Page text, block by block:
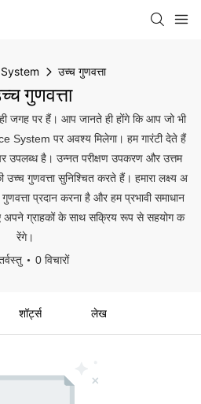
उच्च गुणवत्ता
गुणवत्ता
जगह पर हैं। आप जानते ही होंगे कि आप जो भी
System पर अवश्य मिलेगा। हम गारंटी देते हैं
है। उन्नत परीक्षण उपकरण और उत्तम
उच्च गुणवत्ता सुनिश्चित करते हैं। हमारा लक्ष्य अ
प्रदान करना है और हम प्रभावी समाधान
अपने ग्राहकों के साथ सक्रिय रूप से सहयोग क
रेंगे।
0 विचारों
शॉर्ट्स लेख